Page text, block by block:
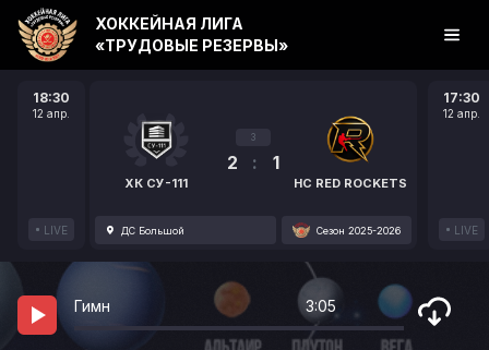
18:30
12 апр.
LIVE
ХК СУ-111
3
2 : 1
HC RED ROCKETS
ДС Большой Сезон 2025-2026
17:30
12 апр.
LIVE
ХОККЕЙНАЯ ЛИГА
«ТРУДОВЫЕ РЕЗЕРВЫ»
Гимн 3:05